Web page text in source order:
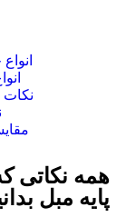
نکات
همه نکاتی
پایه مبل